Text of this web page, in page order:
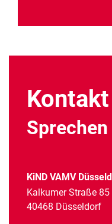
Kontakt
KiND VAMV
Kalkumer Straße 85
40468 Düsseldorf